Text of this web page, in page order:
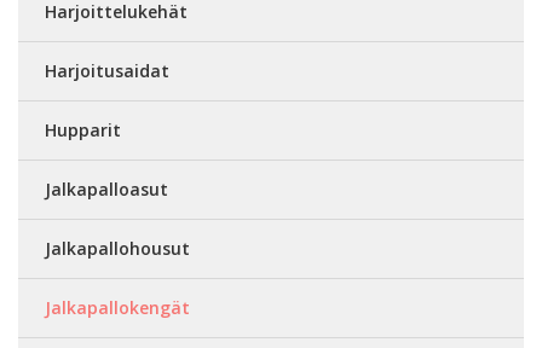
Harjoittelukehät
Harjoitusaidat
Hupparit
Jalkapalloasut
Jalkapallohousut
Jalkapallokengät